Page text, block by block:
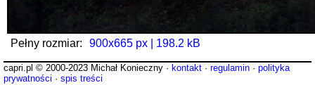
Pełny rozmiar: 900x665 px | 198.2 kB
capri.pl © 2000-2023 Michał Konieczny · kontakt · regulamin · polityka
prywatności · spis treści